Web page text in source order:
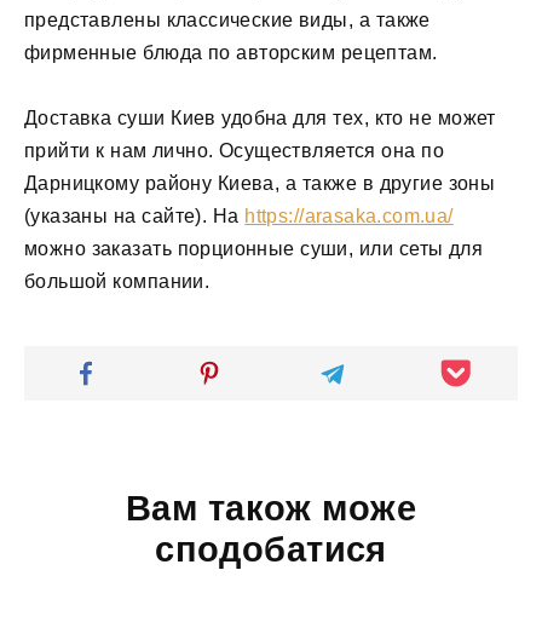
представлены классические виды, а также
фирменные блюда по авторским рецептам.
Доставка суши Киев удобна для тех, кто не может
прийти к нам лично. Осуществляется она по
Дарницкому району Киева, а также в другие зоны
(указаны на сайте). На https://arasaka.com.ua/
можно заказать порционные суши, или сеты для
большой компании.
Вам також може
сподобатися